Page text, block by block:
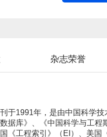
杂志荣誉
于1991年，是由中国科学
据库》、《中国科学与工
《工程索引》（EI）、美